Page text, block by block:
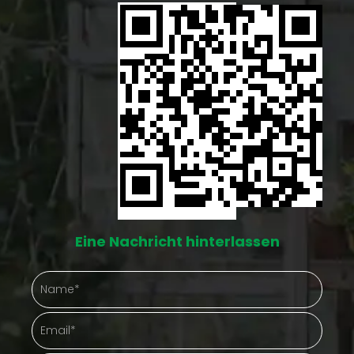
und rustikaleres Aussehen, das viele Hausbesitzer
aus ästhetischen Gründen bevorzugen. Ein gut
gestalteter Holzschuppen fügt sich wunderbar in die
Garten- oder Hinterhofumgebung ein.
Individualisierung: Holz bietet mehr Flexibilität bei der
Individualisierung. Hausbesitzer können einen
Holzschuppen leicht streichen, beizen oder mit
dekorativen Elementen versehen und ihm so eine
persönliche Note verleihen, die mit Stahl
möglicherweise schwieriger zu erreichen ist.
Natürliche Isolierung: Holz bietet von Natur aus eine
bessere Isolierung als Stahl und hält den Innenraum
Eine Nachricht hinterlassen